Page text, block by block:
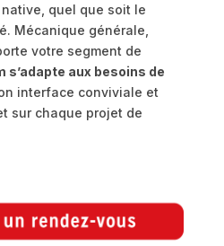
quel que soit le
Mécanique générale,
votre segment de
s’adapte aux besoins de
interface conviviale et
sur chaque projet de